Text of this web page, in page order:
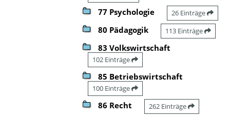
77 Psychologie 26 Einträge
80 Pädagogik 113 Einträge
83 Volkswirtschaft
102 Einträge
85 Betriebswirtschaft
100 Einträge
86 Recht 262 Einträge